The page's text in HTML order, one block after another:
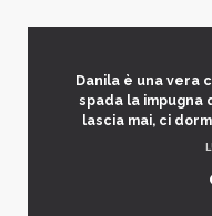
Danila è una vera
spada la impugna
lascia mai, ci